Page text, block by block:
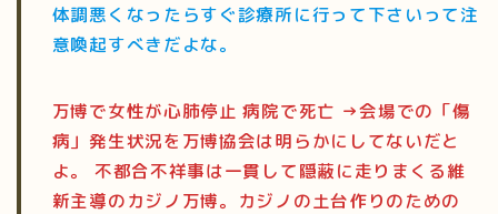
体調悪くなったらすぐ診療所に行って下さいって注
意喚起すべきだよな。
万博で女性が心肺停止 病院で死亡 →会場での「傷
病」発生状況を万博協会は明らかにしてないだと
よ。 不都合不祥事は一貫して隠蔽に走りまくる維
新主導のカジノ万博。カジノの土台作りのための